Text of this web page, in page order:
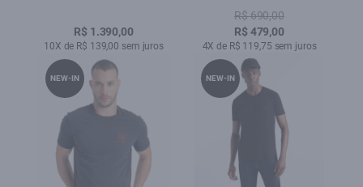
R$ 1.390,00
10X de R$ 139,00 sem juros
Hood Grafite
R$ 690,00
R$ 479,00
4X de R$ 119,75 sem juros
NEW-IN NEW-IN